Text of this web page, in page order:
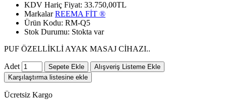
KDV Hariç Fiyat: 33.750,00TL
MarkalarREEMA FİT ®️
Ürün Kodu: RM-Q5
Stok Durumu: Stokta var
PUF ÖZELLİKLİ AYAK MASAJ CİHAZI..
Adet Sepete Ekle
Alışveriş Listeme Ekle
Karşılaştırma listesine ekle
Ücretsiz Kargo